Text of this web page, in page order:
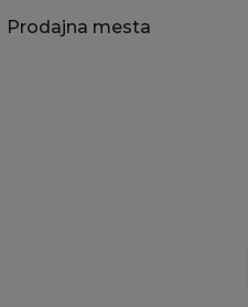
Prodajna mesta